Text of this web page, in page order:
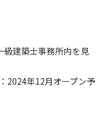
建築士事務所内を見
2024年12月オープン予